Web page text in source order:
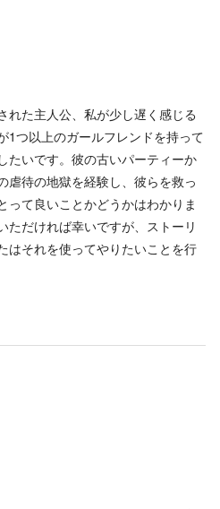
れた主人公、私が少し遅く感じる
1つ以上のガールフレンドを持って
たいです。彼の古いパーティーか
虐待の地獄を経験し、彼らを救っ
って良いことかどうかはわかりま
ただければ幸いですが、ストーリ
はそれを使ってやりたいことを行